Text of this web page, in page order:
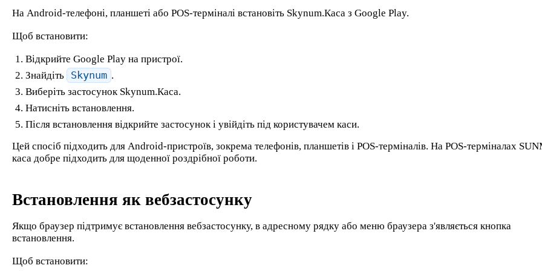
На Android-телефоні, планшеті або POS-терміналі встановіть Skynum.Каса з Google Play.
Щоб встановити:
Відкрийте Google Play на пристрої.
Знайдіть
Skynum .
Виберіть застосунок Skynum.Каса.
Натисніть встановлення.
Після встановлення відкрийте застосунок і увійдіть під користувачем каси.
Цей спосіб підходить для Android-пристроїв, зокрема телефонів, планшетів і POS-терміналів. На POS-терміналах
каса добре підходить для щоденної роздрібної роботи.
Встановлення як вебзастосунку
Якщо браузер підтримує встановлення вебзастосунку, в адресному рядку або меню браузера з'являється кнопка
встановлення.
Щоб встановити: